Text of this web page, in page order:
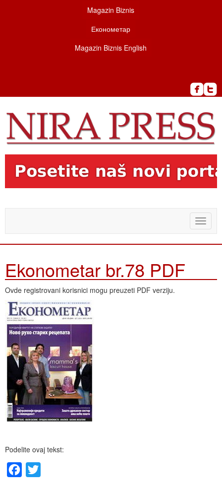
Magazin Biznis
Економетар
Magazin Biznis English
Toggle
Ekonometar br.78 PDF
Ovde registrovani korisnici mogu preuzeti PDF verziju.
Podelite ovaj tekst:
Facebook